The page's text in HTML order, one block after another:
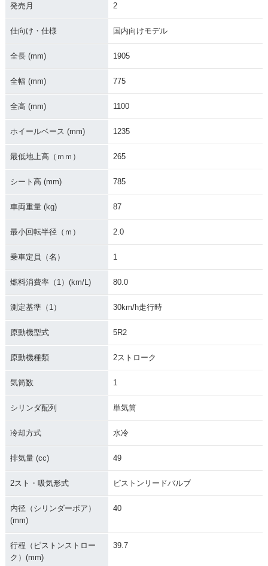
1984年 DT50・マイ
1982年 DT50・新登
発売月 2
仕向け・仕様 国内向けモデル
全長 (mm) 1905
全幅 (mm) 775
全高 (mm) 1100
ホイールベース (mm) 1235
最低地上高（ｍｍ） 265
シート高 (mm) 785
車両重量 (kg) 87
最小回転半径（ｍ） 2.0
乗車定員（名） 1
燃料消費率（1）(km/L) 80.0
測定基準（1） 30km/h走行時
原動機型式 5R2
原動機種類 2ストローク
気筒数 1
シリンダ配列 単気筒
冷却方式 水冷
排気量 (cc) 49
2スト・吸気形式 ピストンリードバルブ
内径（シリンダーボア）
(mm)
40
行程（ピストンストロー
ク）(mm)
39.7